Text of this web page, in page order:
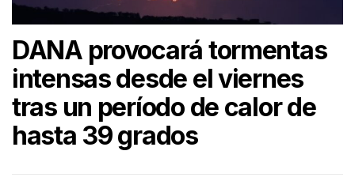
DANA provocará tormentas
intensas desde el viernes
tras un período de calor de
hasta 39 grados